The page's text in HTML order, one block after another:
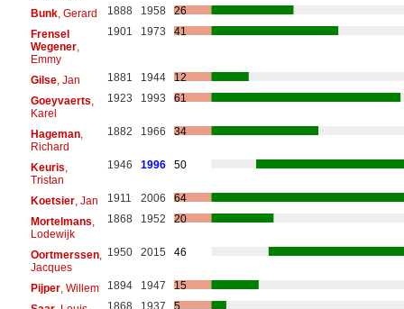
Bunk, Gerard 1888 1958
26
Frensel
Wegener,
Emmy
1901 1973 41
Gilse, Jan 1881 1944
12
Goeyvaerts
Karel
1923 1993 61
Hageman,
Richard
1882 1966 34
Keuris
Tristan
1946 1996 50
Koetsier, Jan 1911 2006
64
Mortelmans
Lodewijk
1868 1952 20
Oortmerssen,
Jacques
1950 2015 46
Pijper, Willem 1894 1947
15
1868 1937 5